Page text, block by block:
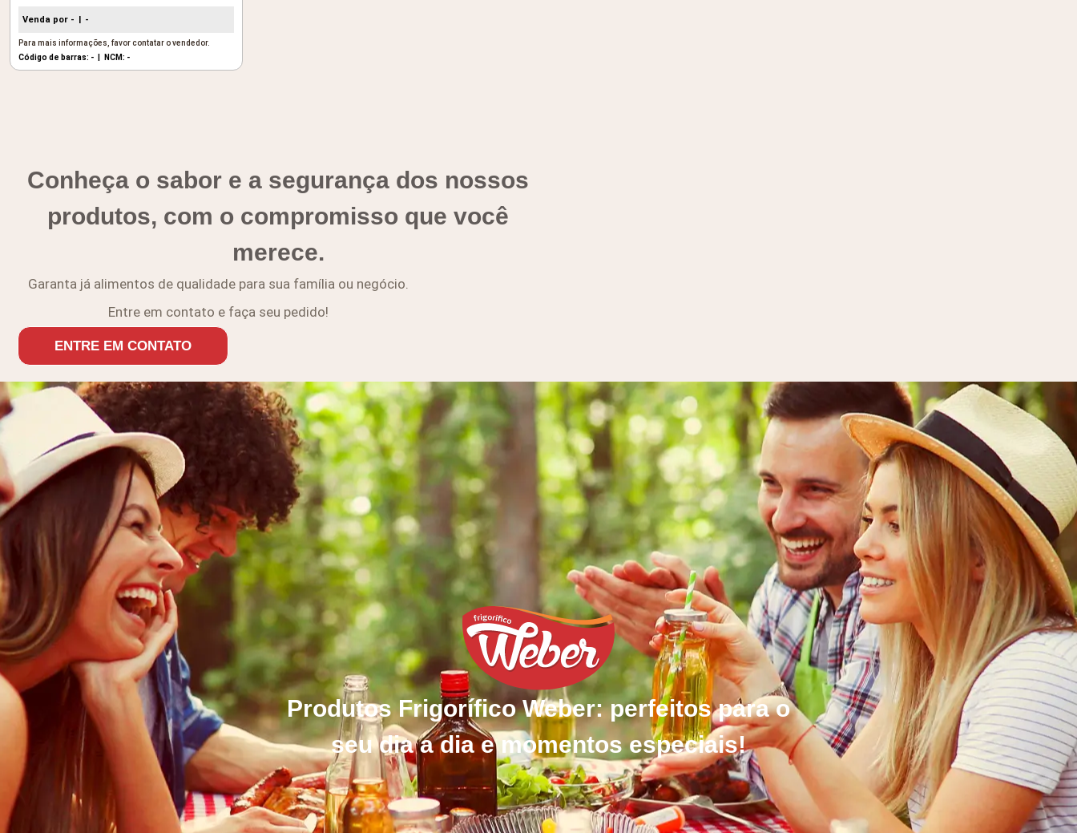
Venda por - -
Para mais informações, favor contatar o vendedor.
Código de barras: -
NCM: -
Conheça o sabor e a segurança dos nossos
produtos, com o compromisso que você
merece.
Garanta já alimentos de qualidade para sua família ou negócio.
Entre em contato e faça seu pedido!
ENTRE EM CONTATO
Produtos Frigorífico Weber: perfeitos para o
seu dia a dia e momentos especiais!